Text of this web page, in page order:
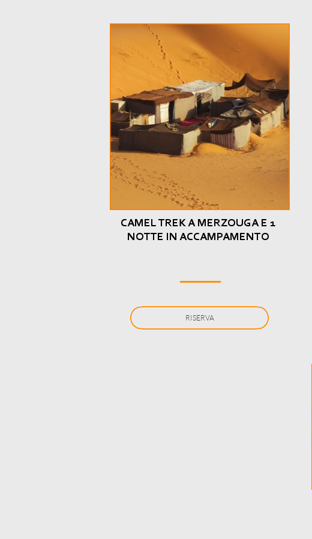
RISERVA
CAMEL TREK A MERZOUGA E 1
NOTTE IN ACCAMPAMENTO